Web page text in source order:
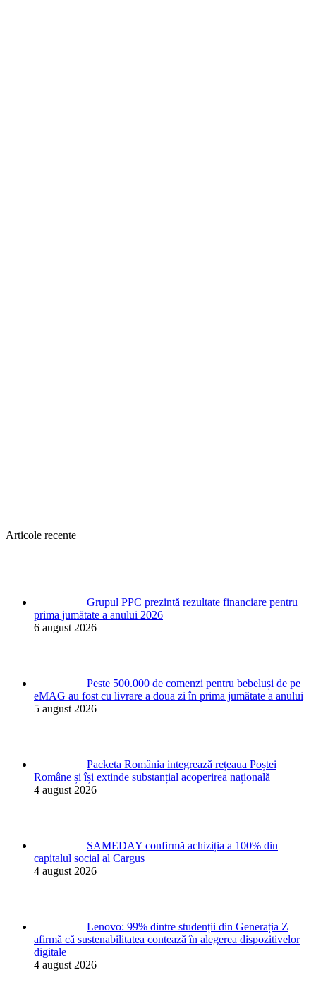
Articole recente
Grupul PPC prezintă rezultate financiare pentru
prima jumătate a anului 2026
6 august 2026
Peste 500.000 de comenzi pentru bebeluși de pe
eMAG au fost cu livrare a doua zi în prima jumătate a anului
5 august 2026
Packeta România integrează rețeaua Poștei
Române și își extinde substanțial acoperirea națională
4 august 2026
SAMEDAY confirmă achiziția a 100% din
capitalul social al Cargus
4 august 2026
Lenovo: 99% dintre studenții din Generația Z
afirmă că sustenabilitatea contează în alegerea dispozitivelor
digitale
4 august 2026